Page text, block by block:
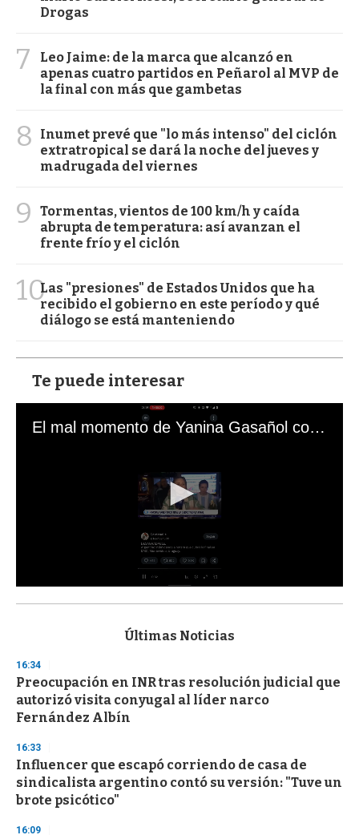
Drogas
7
Leo Jaime: de la marca que alcanzó en
apenas cuatro partidos en Peñarol al MVP de
la final con más que gambetas
8
Inumet prevé que "lo más intenso" del ciclón
extratropical se dará la noche del jueves y
madrugada del viernes
9
Tormentas, vientos de 100 km/h y caída
abrupta de temperatura: así avanzan el
frente frío y el ciclón
10Las "presiones" de Estados Unidos que ha
recibido el gobierno en este período y qué
diálogo se está manteniendo
Te puede interesar
El mal momento de Yanina Gasañol con un hincha argentino en "Subrayado"
s
d
s
o
f
3
s
e
c
o
n
s
Últimas Noticias
16:34
Preocupación en INR tras resolución judicial que
autorizó visita conyugal al líder narco
Fernández Albín
16:33
Influencer que escapó corriendo de casa de
sindicalista argentino contó su versión: "Tuve un
brote psicótico"
16:09